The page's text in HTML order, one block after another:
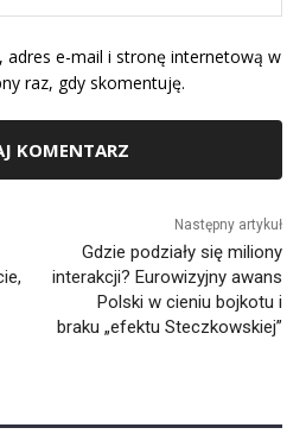
adres e-mail i stronę internetową w
raz, gdy skomentuję.
Następny artykuł
Gdzie podziały się miliony
interakcji? Eurowizyjny awans
Polski w cieniu bojkotu i
braku „efektu Steczkowskiej”